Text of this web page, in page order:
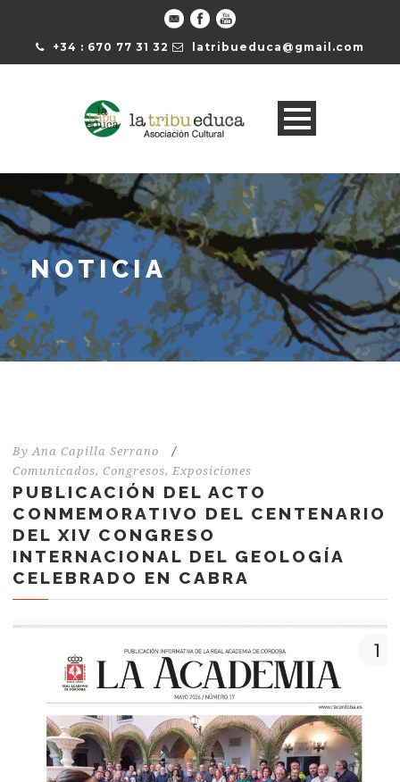
+34 : 670 77 31 32 latribueduca@gmail.com
NOTICIA
ByAna Capilla Serrano
/
Comunicados, Congresos, Exposiciones
PUBLICACIÓN DEL ACTO
CONMEMORATIVO DEL CENTENARIO
DEL XIV CONGRESO
INTERNACIONAL DEL GEOLOGÍA
CELEBRADO EN CABRA